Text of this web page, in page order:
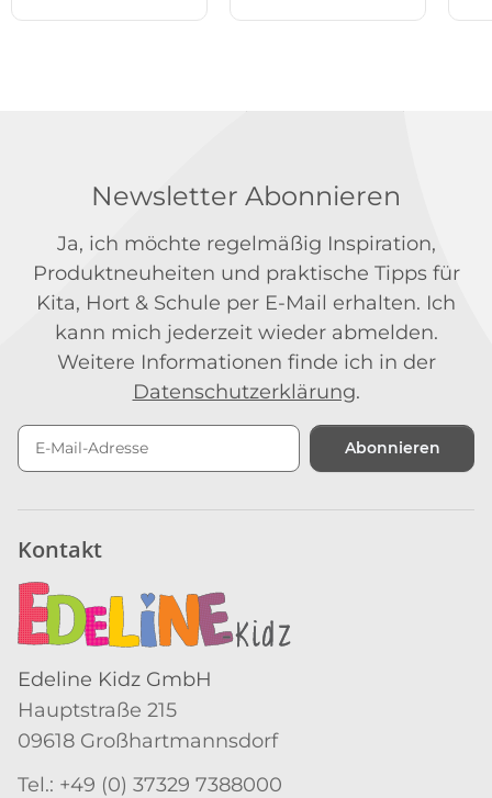
Newsletter Abonnieren
Ja, ich möchte regelmäßig Inspiration,
Produktneuheiten und praktische Tipps für
Kita, Hort & Schule per E-Mail erhalten. Ich
kann mich jederzeit wieder abmelden.
Weitere Informationen finde ich in der
Datenschutzerklärung.
Abonnieren
Kontakt
Edeline Kidz GmbH
Hauptstraße 215
09618 Großhartmannsdorf
Tel.: +49 (0) 37329 7388000